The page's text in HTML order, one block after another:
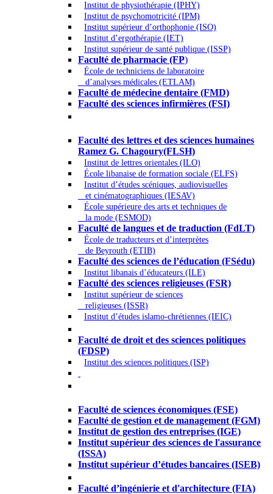
Institut de physiothérapie (IPHY)
Institut de psychomotricité (IPM)
Institut supérieur d’orthophonie (ISO)
Institut d’ergothérapie (IET)
Institut supérieur de santé publique (ISSP)
Faculté de pharmacie (FP)
École de techniciens de laboratoire
d’analyses médicales (ETLAM)
Faculté de médecine dentaire (FMD)
Faculté des sciences infirmières (FSI)
Faculté des lettres et des sciences humaines
Ramez G. Chagoury(FLSH)
Institut de lettres orientales (ILO)
École libanaise de formation sociale (ELFS)
Institut d’études scéniques, audiovisuelles
et cinématographiques (IESAV)
École supérieure des arts et techniques de
la mode (ESMOD)
Faculté de langues et de traduction (FdLT)
École de traducteurs et d’interprètes
de Beyrouth (ETIB)
Faculté des sciences de l’éducation (FSédu)
Institut libanais d’éducateurs (ILE)
Faculté des sciences religieuses (FSR)
Institut supérieur de sciences
religieuses (ISSR)
Institut d’études islamo-chrétiennes (IEIC)
Faculté de droit et des sciences politiques
(FDSP)
Institut des sciences politiques (ISP)
Faculté de sciences économiques (FSE)
Faculté de gestion et de management (FGM)
Institut de gestion des entreprises (IGE)
Institut supérieur des sciences de l'assurance
(ISSA)
Institut supérieur d’études bancaires (ISEB)
Faculté d’ingénierie et d'architecture (FIA)